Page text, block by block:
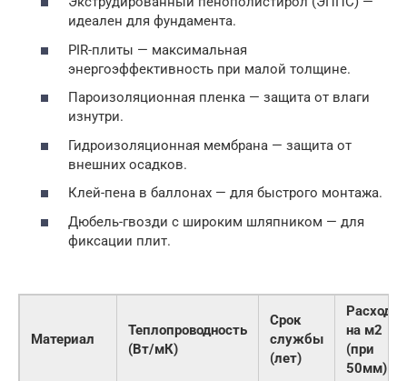
идеален для фундамента.
PIR-плиты — максимальная
энергоэффективность при малой толщине.
Пароизоляционная пленка — защита от влаги
изнутри.
Гидроизоляционная мембрана — защита от
внешних осадков.
Клей-пена в баллонах — для быстрого монтажа.
Дюбель-гвозди с широким шляпником — для
фиксации плит.
Материал
Теплопроводность
(Вт/мК)
Срок
службы
(лет)
Расход
на м2
(при
50мм)